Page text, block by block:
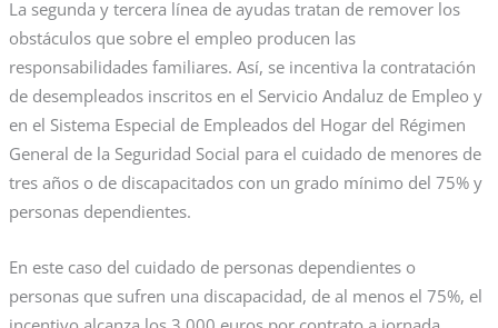
La segunda y tercera línea de ayudas tratan de remover los
obstáculos que sobre el empleo producen las
responsabilidades familiares. Así, se incentiva la contratación
de desempleados inscritos en el Servicio Andaluz de Empleo y
en el Sistema Especial de Empleados del Hogar del Régimen
General de la Seguridad Social para el cuidado de menores de
tres años o de discapacitados con un grado mínimo del 75% y
personas dependientes.
En este caso del cuidado de personas dependientes o
personas que sufren una discapacidad, de al menos el 75%, el